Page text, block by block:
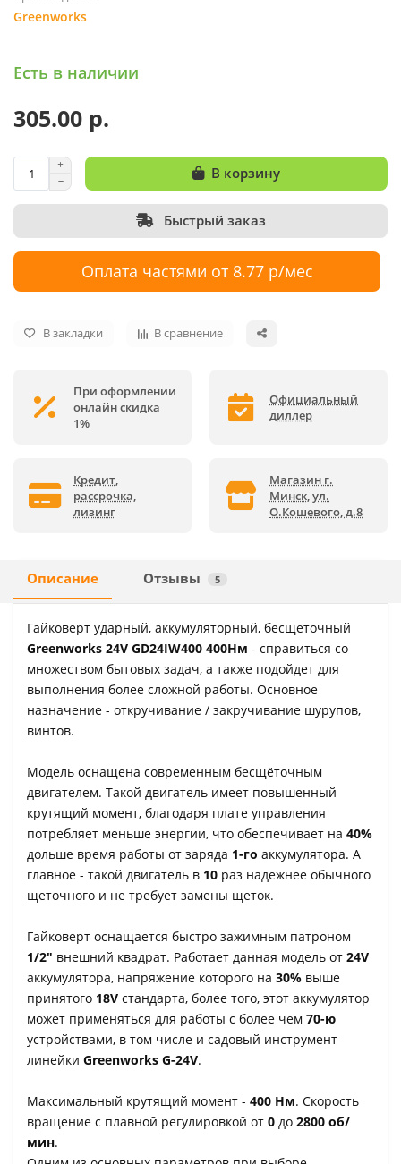
Greenworks
Есть в наличии
305.00 р.
В корзину
Быстрый заказ
Оплата частями от 8.77 р/мес
В закладки В сравнение
При оформлении
онлайн скидка
1%
Официальный
диллер
Кредит,
рассрочка,
лизинг
Магазин г.
Минск, ул.
О.Кошевого, д.8
Описание Отзывы 5
Гайковерт ударный, аккумуляторный, бесщеточный
Greenworks 24V GD24IW400 400Нм - справиться со
множеством бытовых задач, а также подойдет для
выполнения более сложной работы. Основное
назначение - откручивание / закручивание шурупов,
винтов.
Модель оснащена современным бесщёточным
двигателем. Такой двигатель имеет повышенный
крутящий момент, благодаря плате управления
потребляет меньше энергии, что обеспечивает на 40%
дольше время работы от заряда 1-го аккумулятора. А
главное - такой двигатель в 10 раз надежнее обычного
щеточного и не требует замены щеток.
Гайковерт оснащается быстро зажимным патроном
1/2" внешний квадрат. Работает данная модель от 24V
аккумулятора, напряжение которого на 30% выше
принятого 18V стандарта, более того, этот аккумулятор
может применяться для работы с более чем 70-ю
устройствами, в том числе и садовый инструмент
линейки Greenworks G-24V.
Максимальный крутящий момент - 400 Нм. Скорость
вращение с плавной регулировкой от 0 до 2800 об/
мин.